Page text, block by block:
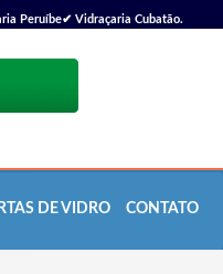
Peruíbe✔ Vidraçaria Cubatão.
DE VIDRO CONTATO